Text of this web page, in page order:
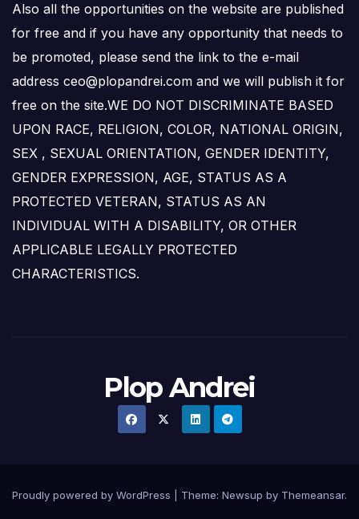
Also all the opportunities on the website are published
for free and if you have any opportunity that needs to
be promoted, please send the link to the e-mail
address ceo@plopandrei.com and we will publish it for
free on the site.WE DO NOT DISCRIMINATE BASED
UPON RACE, RELIGION, COLOR, NATIONAL ORIGIN,
SEX , SEXUAL ORIENTATION, GENDER IDENTITY,
GENDER EXPRESSION, AGE, STATUS AS A
PROTECTED VETERAN, STATUS AS AN
INDIVIDUAL WITH A DISABILITY, OR OTHER
APPLICABLE LEGALLY PROTECTED
CHARACTERISTICS.
Plop Andrei
Proudly powered by WordPress Theme: Newsup by Themeansar.